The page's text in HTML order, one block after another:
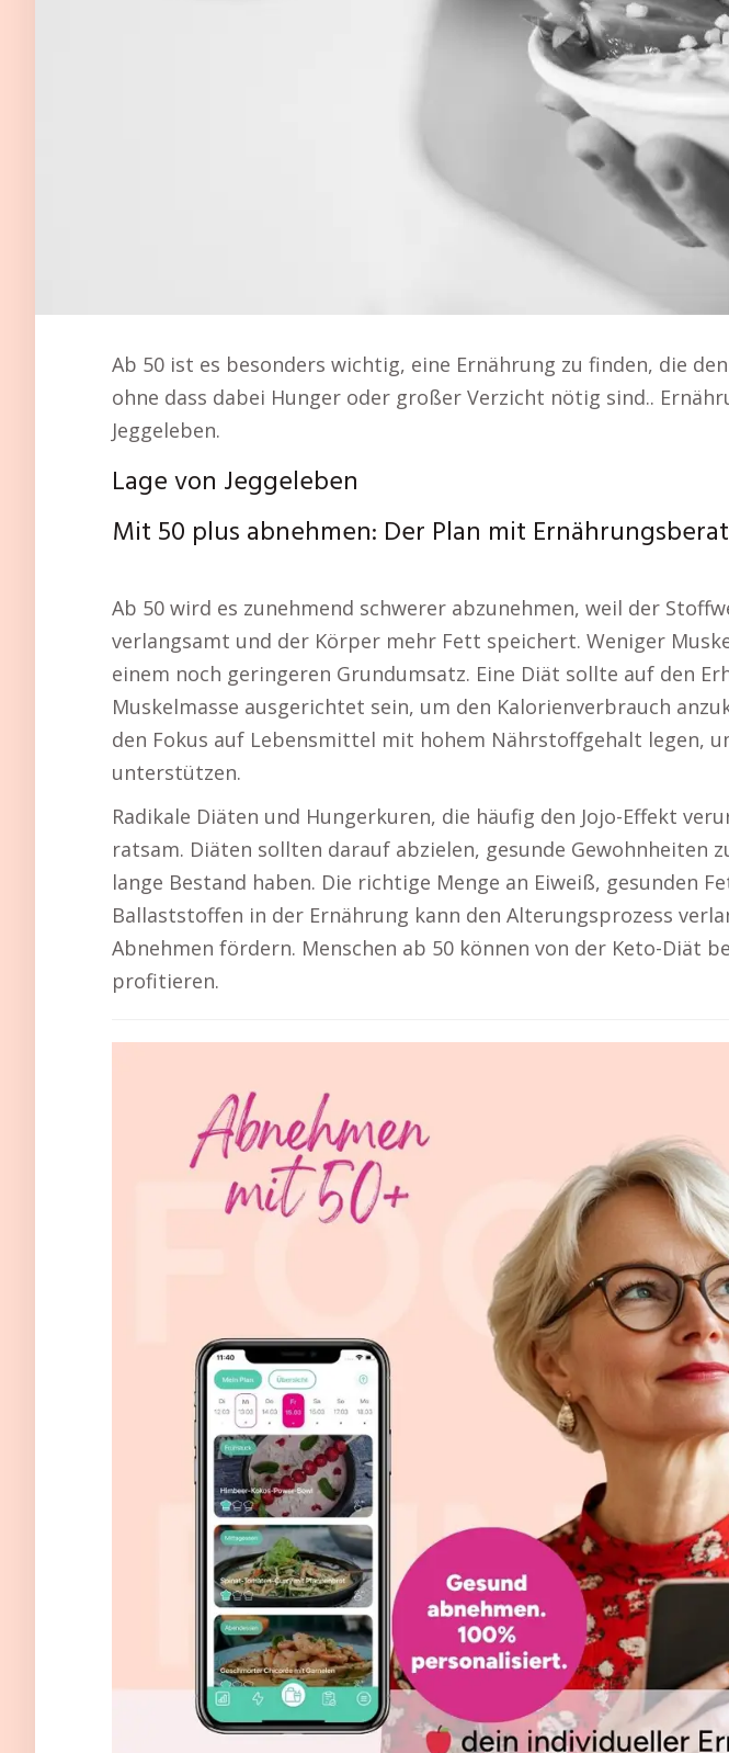
Ab 50 ist es besonders wichtig, eine Ernährung zu finden, die
ohne dass dabei Hunger oder großer Verzicht nötig sind..
Jeggeleben.
Lage von Jeggeleben
Mit 50 plus abnehmen: Der Plan mit
Ab 50 wird es zunehmend schwerer abzunehmen, weil der
verlangsamt und der Körper mehr Fett speichert. Weniger
einem noch geringeren Grundumsatz. Eine Diät sollte auf den
Muskelmasse ausgerichtet sein, um den Kalorienverbrauch
den Fokus auf Lebensmittel mit hohem Nährstoffgehalt legen,
unterstützen.
Radikale Diäten und Hungerkuren, die häufig den Jojo-Effekt
ratsam. Diäten sollten darauf abzielen, gesunde Gewohnheiten
lange Bestand haben. Die richtige Menge an Eiweiß, gesunden
Ballaststoffen in der Ernährung kann den Alterungsprozess
Abnehmen fördern. Menschen ab 50 können von der Keto-Diät
profitieren.